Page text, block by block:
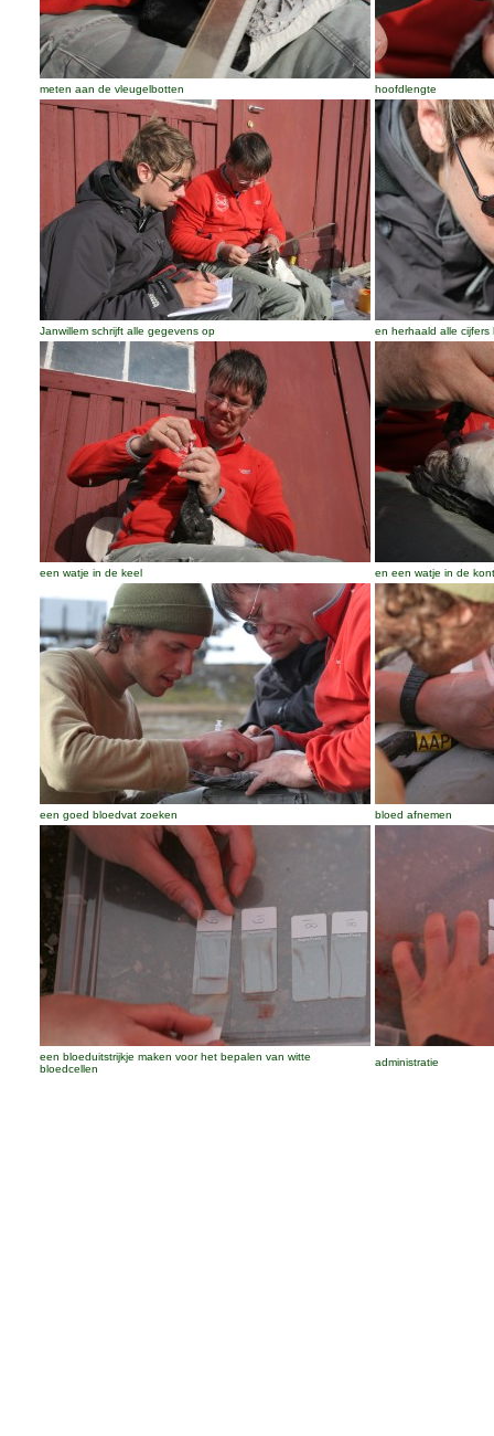
meten aan de vleugelbotten hoofdlengte
Janwillem schrijft alle gegevens op en herhaald alle cijfers
een watje in de keel en een watje in de kont
een goed bloedvat zoeken bloed afnemen
een bloeduitstrijkje maken voor het bepalen van witte
bloedcellen
administratie